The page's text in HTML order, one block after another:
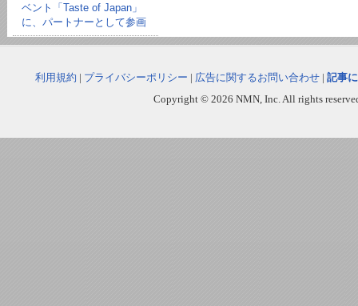
ベント「Taste of Japan」
に、パートナーとして参画
利用規約 | プライバシーポリシー | 広告に関するお問い合わせ | 記事
Copyright © 2026 NMN, Inc. All rights